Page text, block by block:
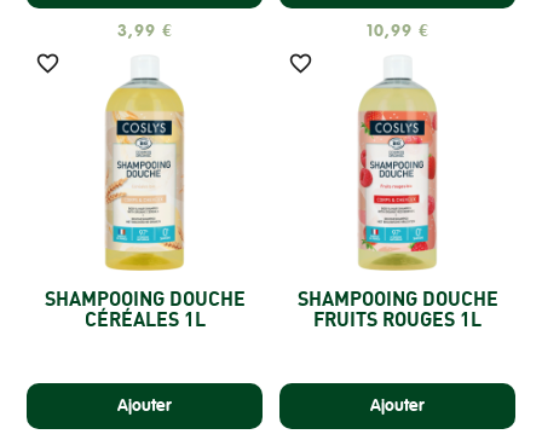
3,99 € 10,99 €

SHAMPOOING DOUCHE
CÉRÉALES 1L
Ajouter

SHAMPOOING DOUCHE
FRUITS ROUGES 1L
Ajouter